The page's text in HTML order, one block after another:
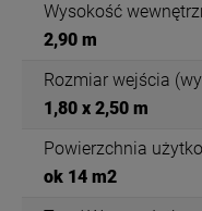
Wysokość
2,90 m
Rozmiar wejścia
1,80 x 2,50 m
Powierzchnia
ok 14 m2